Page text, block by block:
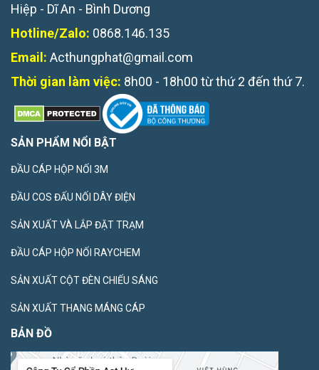
Hiệp - Dĩ An - Bình Dương
Hotline/Zalo: 0868.146.135
Email: Acthungphat@gmail.com
Thời gian làm việc: 8h00 - 18h00 từ thứ 2 đến thứ 7.
SẢN PHẨM NỔI BẬT
ĐẦU CÁP HỘP NỐI 3M
ĐẦU COS ĐẤU NỐI DÂY ĐIỆN
SẢN XUẤT VÀ LẮP ĐẶT TRẠM
ĐẦU CÁP HỘP NỐI RAYCHEM
SẢN XUẤT CỘT ĐÈN CHIẾU SÁNG
SẢN XUẤT THANG MÁNG CÁP
BẢN ĐỒ